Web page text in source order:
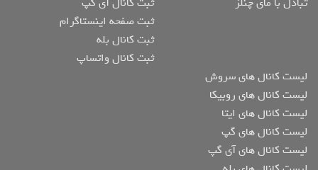
ثبت صفحه اینستاگرام
ثبت کانال بله
ثبت کانال واتساپ
لیست کانال های سروش
لیست کانال های روبیکا
لیست کانال های ایتا
لیست کانال های گپ
لیست کانال های آی گپ